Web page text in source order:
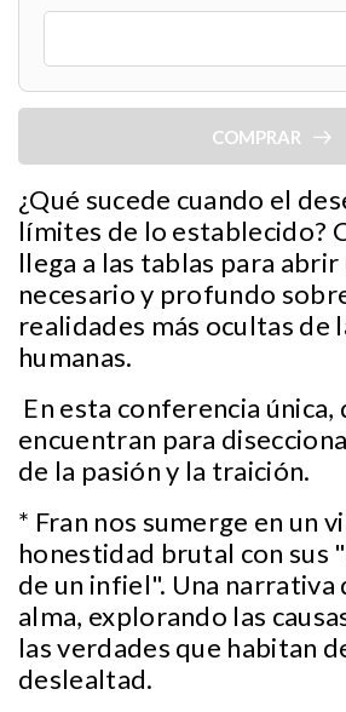
COMPRAR
¿Qué sucede cuando el
límites de lo establecido?
llega a las tablas para
necesario y profundo
realidades más ocultas de
humanas.
En esta conferencia única,
encuentran para
de la pasión y la traición.
* Fran nos sumerge en un
honestidad brutal con sus
de un infiel". Una narrativa
alma, explorando las
las verdades que habitan
deslealtad.